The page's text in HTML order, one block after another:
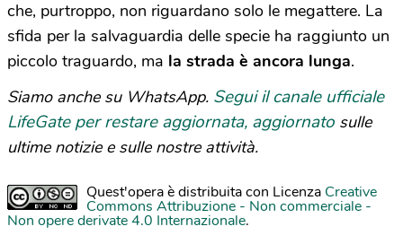
che, purtroppo, non riguardano solo le megattere. La
sfida per la salvaguardia delle specie ha raggiunto un
piccolo traguardo, ma la strada è ancora lunga.
Siamo anche su WhatsApp. Segui il canale ufficiale
LifeGate per restare aggiornata, aggiornato sulle
ultime notizie e sulle nostre attività.
Quest'opera è distribuita con Licenza Creative
Commons Attribuzione - Non commerciale -
Non opere derivate 4.0 Internazionale.